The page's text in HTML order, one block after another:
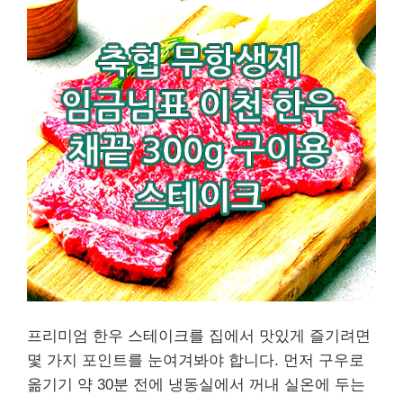
프리미엄 한우 스테이크를 집에서 맛있게 즐기려면
몇 가지 포인트를 눈여겨봐야 합니다. 먼저 구우로
옮기기 약 30분 전에 냉동실에서 꺼내 실온에 두는